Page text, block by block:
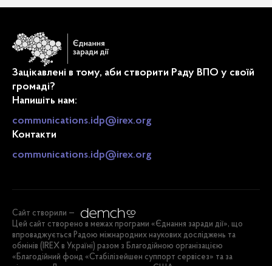
Зацікавлені в тому, аби створити Раду ВПО у своїй
громаді?
Напишіть нам:
communications.idp@irex.org
Контакти
communications.idp@irex.org
Сайт створили —
Цей сайт створено в межах програми «Єднання заради дії», що
впроваджується Радою міжнародних наукових досліджень та
обмінів (IREX в Україні) разом з Благодійною організацією
«Благодійний фонд «Стабілізейшен суппорт сервісез» та за